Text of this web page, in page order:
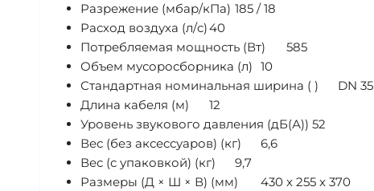
Разрежение (мбар/кПа) 185 / 18
Расход воздуха (л/с)40
Потребляемая мощность (Вт)
585
Объем мусоросборника (л) 10
Стандартная номинальная ширина ( )
DN 35
Длина кабеля (м)
12
Уровень звукового давления (дБ(А)) 52
Вес (без аксессуаров) (кг)
6,6
Вес (с упаковкой) (кг)
9,7
Размеры (Д × Ш × В) (мм)
430 x 255 x 370